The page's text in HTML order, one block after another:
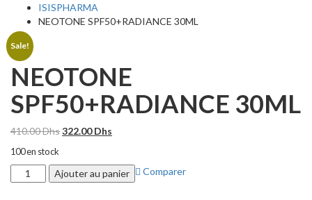
ISISPHARMA
NEOTONE SPF50+RADIANCE 30ML
Sale!
NEOTONE
SPF50+RADIANCE 30ML
410.00DhsLe
était :
410.00 Dhs.
322.00Dhs
est :
322.00 Dhs.
100 en stock
quantité
de
Ajouter au panier Comparer